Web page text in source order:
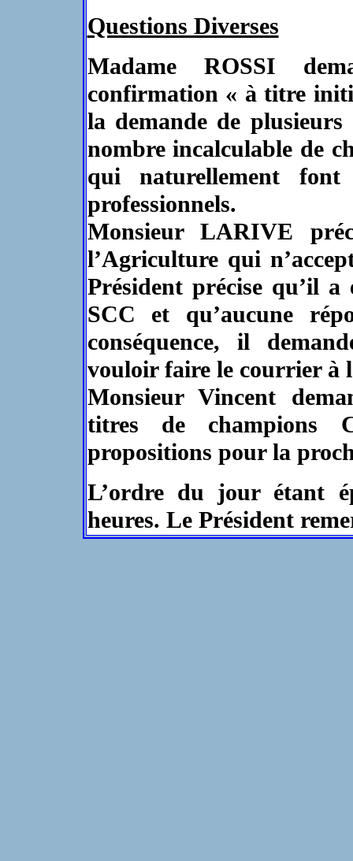
Questions Diverses
Madame ROSSI
confirmation « à titre
la demande de
nombre incalculable de
qui naturellement
professionnels.
Monsieur LARIVE
l’Agriculture qui
Président précise qu’il
SCC et qu’aucune
conséquence, il
vouloir faire le courrier à
Monsieur Vincent
titres de champions
propositions pour la
L’ordre du jour étant
heures. Le Président